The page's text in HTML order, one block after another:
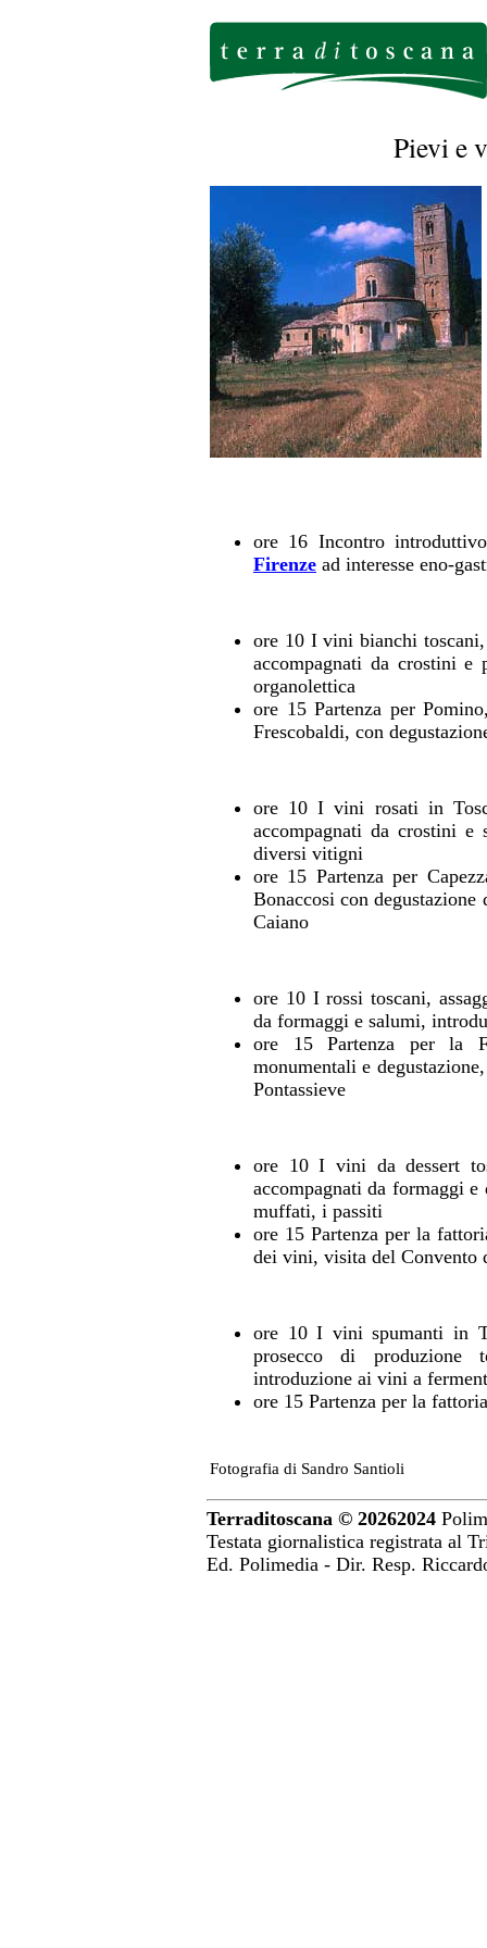
Pievi e
ore 16 Incontro
Firenze ad interesse eno-
ore 10 I vini bianchi
accompagnati da crostini e
organolettica
ore 15 Partenza per
Frescobaldi, con
ore 10 I vini rosati in
accompagnati da crostini
diversi vitigni
ore 15 Partenza per
Bonaccosi con
Caiano
ore 10 I rossi toscani,
da formaggi e salumi,
ore 15 Partenza per la
monumentali e
Pontassieve
ore 10 I vini da dessert
accompagnati da formaggi
muffati, i passiti
ore 15 Partenza per la
dei vini, visita del Convento
ore 10 I vini spumanti in
prosecco di produzione
introduzione ai vini a
ore 15 Partenza per la
Fotografia di Sandro Santioli
Terraditoscana © 20262024
Testata giornalistica registrata al
Ed. Polimedia - Dir. Resp.